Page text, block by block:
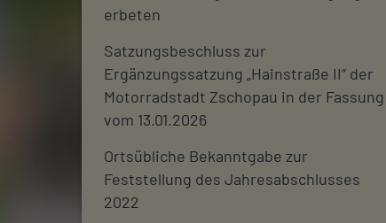
erbeten
Satzungsbeschluss zur
Ergänzungssatzung „Hainstraße II“ der
Motorradstadt Zschopau in der Fassung
vom 13.01.2026
Ortsübliche Bekanntgabe zur
Feststellung des Jahresabschlusses
2022